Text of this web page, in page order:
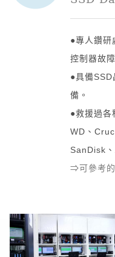
●專人鑽研
控制器故
●具備SSD
備。
●救援過各
WD、
SanDisk
⇒可參考的